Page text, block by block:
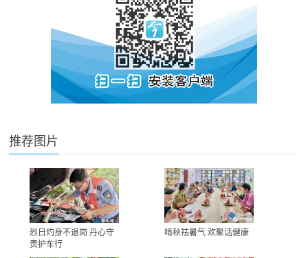
推荐图片
烈日灼身不退岗 丹心守
责护车行
啃秋祛暑气 欢聚话健康